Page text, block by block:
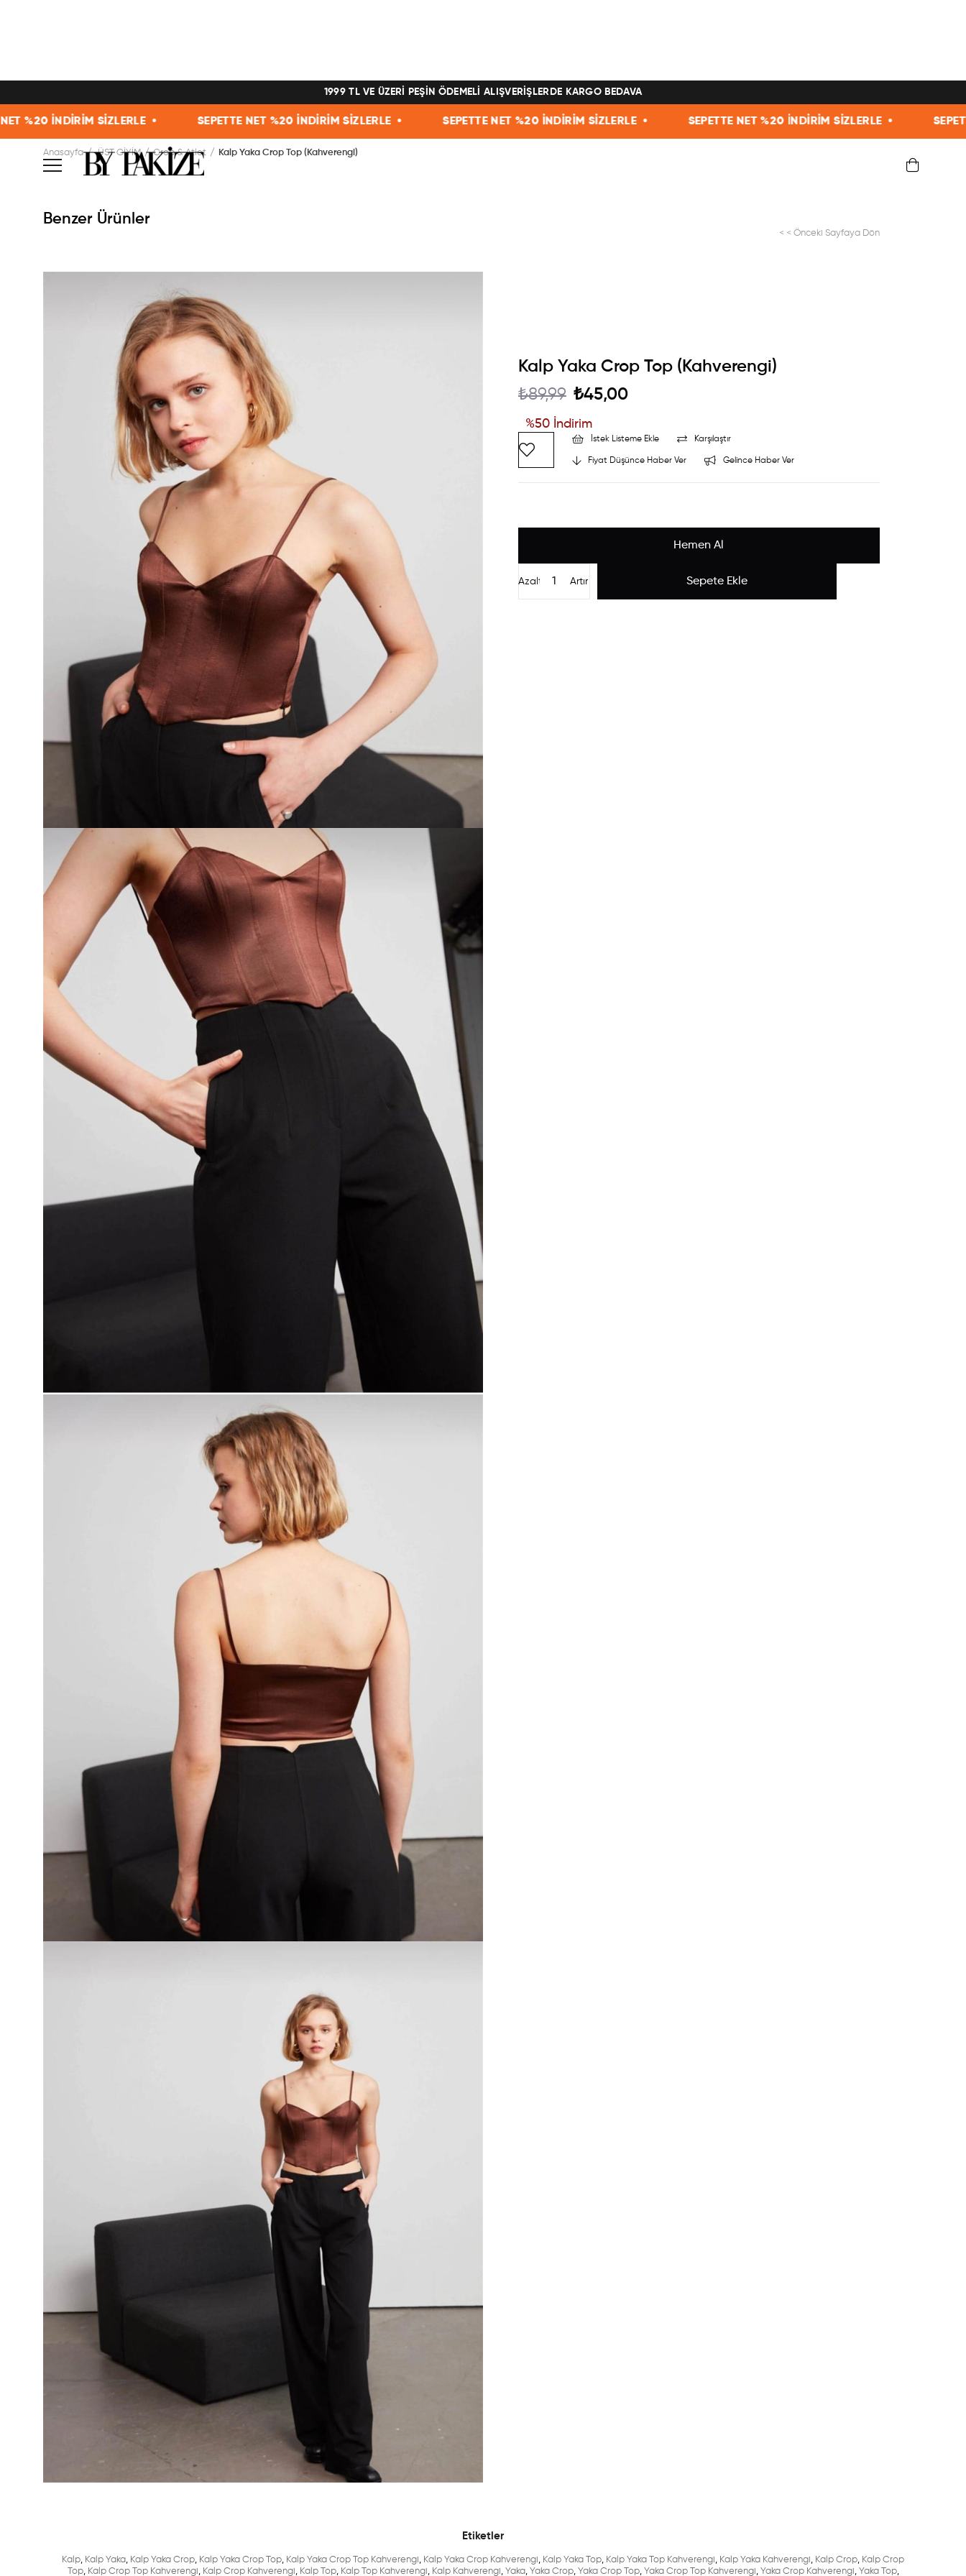
1999 TL VE ÜZERİ PEŞİN ÖDEMELİ ALIŞVERİŞLERDE KARGO BEDAVA
SİZLERLE • SEPETTE NET %20 İNDİRİM SİZLERLE • SEPETTE NET %20 İNDİRİM SİZLERLE • SEPETTE NET %20 İNDİRİM SİZLERLE • SEPETTE NET %20
Anasayfa ÜST GİYİM Crop & Atlet Kalp Yaka Crop Top (Kahverengi)
< < Önceki Sayfaya Dön
Benzer Ürünler
Kalp Yaka Crop Top (Kahverengi)
₺89,99 ₺45,00
%50İndirim
İstek Listeme Ekle Karşılaştır
Fiyat Düşünce Haber Ver Gelince Haber Ver
Artır
Azalt
Etiketler
Kalp, Kalp Yaka, Kalp Yaka Crop, Kalp Yaka Crop Top, Kalp Yaka Crop Top Kahverengi, Kalp Yaka Crop Kahverengi, Kalp Yaka Top, Kalp Yaka Top Kahverengi, Kalp Yaka Kahverengi, Kalp Crop, Kalp Crop
Top, Kalp Crop Top Kahverengi, Kalp Crop Kahverengi, Kalp Top, Kalp Top Kahverengi, Kalp Kahverengi, Yaka, Yaka Crop, Yaka Crop Top, Yaka Crop Top Kahverengi, Yaka Crop Kahverengi, Yaka Top,